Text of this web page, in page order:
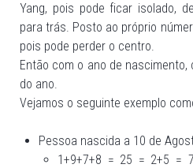
Yang, pois pode ficar isolado,
para trás. Posto ao próprio
pois pode perder o centro.
Então com o ano de
do ano.
Vejamos o seguinte exemplo
Pessoa nascida a 10 de
1+9+7+8 = 25 = 2+5 =